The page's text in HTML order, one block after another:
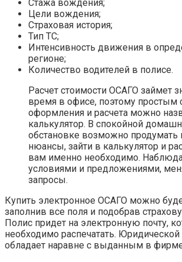
Стажа вождения;
Цели вождения;
Страховая история;
Тип ТС;
Интенсивность движения в
регионе;
Количество водителей в полисе.
Расчет стоимости ОСАГО займет
время в офисе, поэтому простым
оформления и расчета можно
калькулятор. В спокойной
обстановке возможно продумать
нюансы, зайти в калькулятор и
вам именно необходимо.
условиями и предложениями,
запросы.
Купить электронное ОСАГО можно
заполнив все поля и подобрав
Полис придет на электронную почту,
необходимо распечатать.
обладает наравне с выданным в